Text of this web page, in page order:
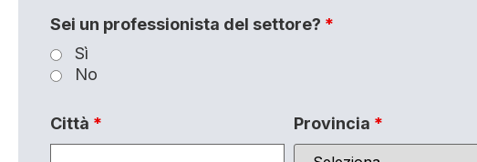
Sei un professionista del settore? *
Sì
No
Città * Provincia *